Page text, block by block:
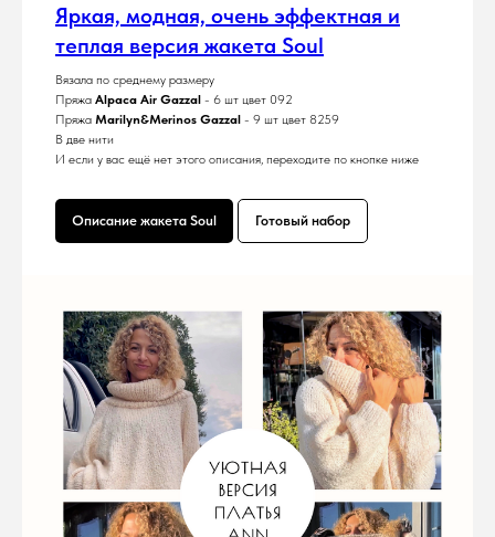
Яркая, модная, очень эффектная и
теплая версия жакета Soul
Вязала по среднему размеру
Пряжа Alpaca Air Gazzal - 6 шт цвет 092
Пряжа Marilyn&Merinos Gazzal - 9 шт цвет 8259
В две нити
И если у вас ещё нет этого описания, переходите по кнопке ниже
Описание жакета Soul Готовый набор